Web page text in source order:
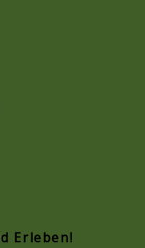
Erleben!